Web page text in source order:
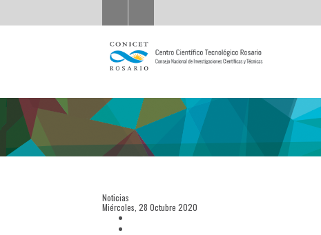
Noticias
Miércoles, 28 Octubre 2020